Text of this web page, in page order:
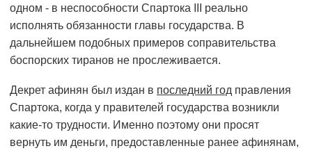
одном - в неспособности Спартока III реально
исполнять обязанности главы государства. В
дальнейшем подобных примеров соправительства
боспорских тиранов не прослеживается.
Декрет афинян был издан в последний год правления
Спартока, когда у правителей государства возникли
какие-то трудности. Именно поэтому они просят
вернуть им деньги, предоставленные ранее афинянам,